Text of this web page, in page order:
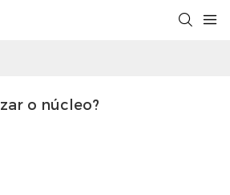
o núcleo?